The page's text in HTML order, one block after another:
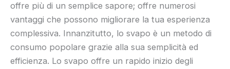
offre più di un semplice sapore; offre numerosi
vantaggi che possono migliorare la tua esperienza
complessiva. Innanzitutto, lo svapo è un metodo di
consumo popolare grazie alla sua semplicità ed
efficienza. Lo svapo offre un rapido inizio degli